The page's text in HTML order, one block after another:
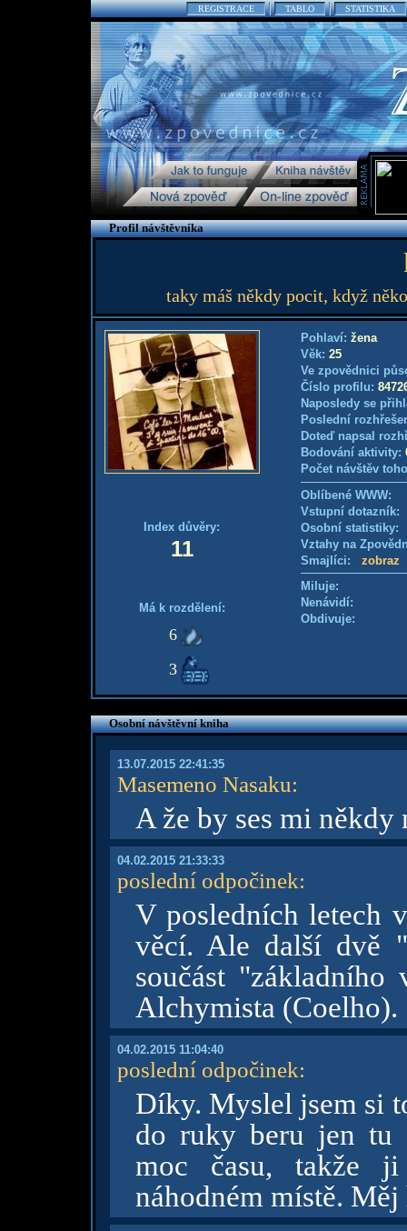
REGISTRACE TABLO STATISTIKA
Profil návštěvníka
taky máš někdy pocit, když
Index důvěry:
11
Má k rozdělení:
6
3
Pohlaví: žena
Věk: 25
Ve zpovědnici
Číslo profilu:
Naposledy se
Poslední
Doteď napsal
Bodování aktivity:
Počet návštěv
Oblíbené WWW:
Vstupní
Osobní
Vztahy na
Smajlíci: zobraz
Miluje:
Nenávidí:
Obdivuje:
Osobní návštěvní kniha
13.07.2015 22:41:35
Masemeno Nasaku:
A že by ses mi
04.02.2015 21:33:33
poslední odpočinek:
V posledních letech
věcí. Ale další dvě
součást
Alchymista (Coelho).
04.02.2015 11:04:40
poslední odpočinek:
Díky. Myslel jsem si
do ruky beru jen tu
moc času, takže
náhodném místě.